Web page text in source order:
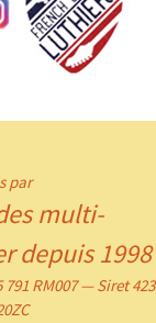
par
multi-
depuis 1998
RM007 — Siret 423